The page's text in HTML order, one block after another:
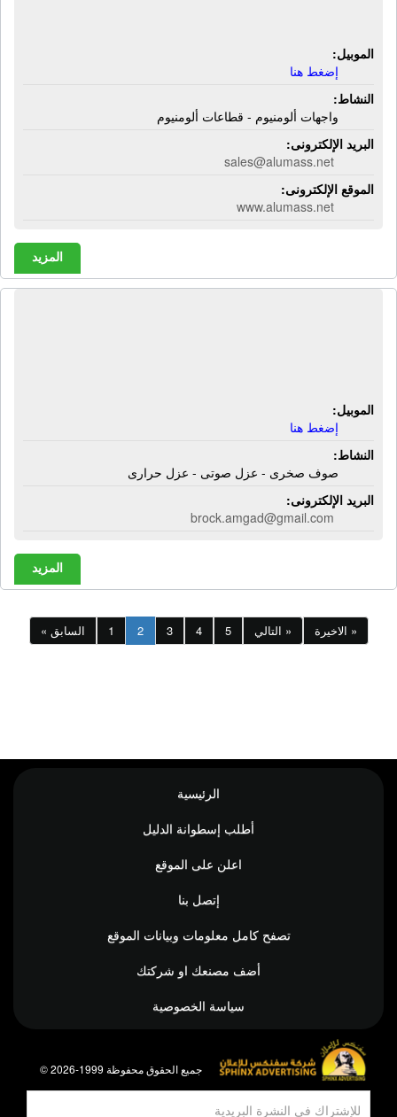
الموبيل:
إضغط هنا
النشاط:
واجهات ألومنيوم - قطاعات ألومنيوم
البريد الإلكترونى:
sales@alumass.net
الموقع الإلكترونى:
www.alumass.net
المزيد
الموبيل:
إضغط هنا
النشاط:
صوف صخرى - عزل صوتى - عزل حرارى
البريد الإلكترونى:
brock.amgad@gmail.com
المزيد
« السابق 1 2 3 4 5 التالي » الاخيرة »
الرئيسية
أطلب إسطوانة الدليل
اعلن على الموقع
إتصل بنا
تصفح كامل معلومات وبيانات الموقع
أضف مصنعك او شركتك
سياسة الخصوصية
© جميع الحقوق محفوظة 1999-2026